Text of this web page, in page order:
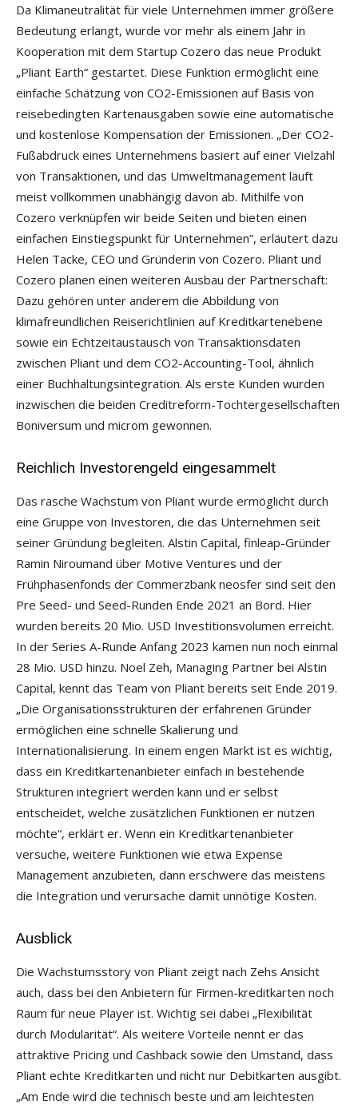
Da Klimaneutralität für viele Unternehmen immer größere
Bedeutung erlangt, wurde vor mehr als einem Jahr in
Kooperation mit dem Startup Cozero das neue Produkt
„Pliant Earth“ gestartet. Diese Funktion ermöglicht eine
einfache Schätzung von CO2-Emissionen auf Basis von
reisebedingten Kartenausgaben sowie eine automatische
und kostenlose Kompensation der Emissionen. „Der CO2-
Fußabdruck eines Unternehmens basiert auf einer Vielzahl
von Transaktionen, und das Umweltmanagement läuft
meist vollkommen unabhängig davon ab. Mithilfe von
Cozero verknüpfen wir beide Seiten und bieten einen
einfachen Einstiegspunkt für Unternehmen”, erläutert dazu
Helen Tacke, CEO und Gründerin von Cozero. Pliant und
Cozero planen einen weiteren Ausbau der Partnerschaft:
Dazu gehören unter anderem die Abbildung von
klimafreundlichen Reiserichtlinien auf Kreditkartenebene
sowie ein Echtzeitaustausch von Transaktionsdaten
zwischen Pliant und dem CO2-Accounting-Tool, ähnlich
einer Buchhaltungsintegration. Als erste Kunden wurden
inzwischen die beiden Creditreform-Tochtergesellschaften
Boniversum und microm gewonnen.
Reichlich Investorengeld eingesammelt
Das rasche Wachstum von Pliant wurde ermöglicht durch
eine Gruppe von Investoren, die das Unternehmen seit
seiner Gründung begleiten. Alstin Capital, finleap-Gründer
Ramin Niroumand über Motive Ventures und der
Frühphasenfonds der Commerzbank neosfer sind seit den
Pre Seed- und Seed-Runden Ende 2021 an Bord. Hier
wurden bereits 20 Mio. USD Investitionsvolumen erreicht.
In der Series A-Runde Anfang 2023 kamen nun noch einmal
28 Mio. USD hinzu. Noel Zeh, Managing Partner bei Alstin
Capital, kennt das Team von Pliant bereits seit Ende 2019.
„Die Organisationsstrukturen der erfahrenen Gründer
ermöglichen eine schnelle Skalierung und
Internationalisierung. In einem engen Markt ist es wichtig,
dass ein Kreditkartenanbieter einfach in bestehende
Strukturen integriert werden kann und er selbst
entscheidet, welche zusätzlichen Funktionen er nutzen
möchte“, erklärt er. Wenn ein Kreditkartenanbieter
versuche, weitere Funktionen wie etwa Expense
Management anzubieten, dann erschwere das meistens
die Integration und verursache damit unnötige Kosten.
Ausblick
Die Wachstumsstory von Pliant zeigt nach Zehs Ansicht
auch, dass bei den Anbietern für Firmen-kreditkarten noch
Raum für neue Player ist. Wichtig sei dabei „Flexibilität
durch Modularität“. Als weitere Vorteile nennt er das
attraktive Pricing und Cashback sowie den Umstand, dass
Pliant echte Kreditkarten und nicht nur Debitkarten ausgibt.
„Am Ende wird die technisch beste und am leichtesten